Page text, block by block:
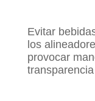
Evitar
los
provocar